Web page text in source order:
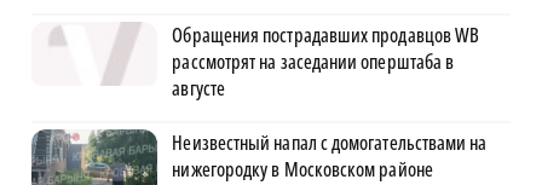
Обращения пострадавших продавцов WB
рассмотрят на заседании оперштаба в
августе
Неизвестный напал с домогательствами на
нижегородку в Московском районе